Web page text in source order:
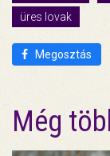
üres lovak
Megosztás
Még